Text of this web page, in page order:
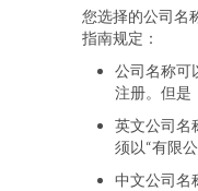
您选择的公司名
指南规定：
公司名称可
注册。但是
英文公司名
须以“有限公
中文公司名